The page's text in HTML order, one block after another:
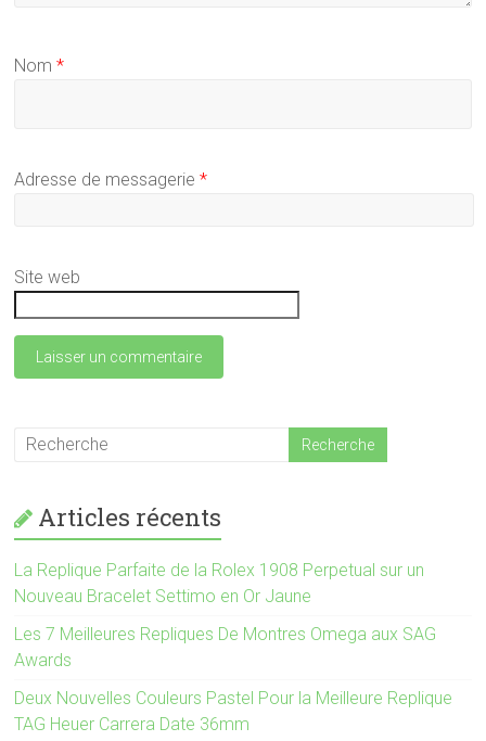
Nom*
Adresse de messagerie*
Site web
Articles récents
La Replique Parfaite de la Rolex 1908 Perpetual sur un
Nouveau Bracelet Settimo en Or Jaune
Les 7 Meilleures Repliques De Montres Omega aux SAG
Awards
Deux Nouvelles Couleurs Pastel Pour la Meilleure Replique
TAG Heuer Carrera Date 36mm